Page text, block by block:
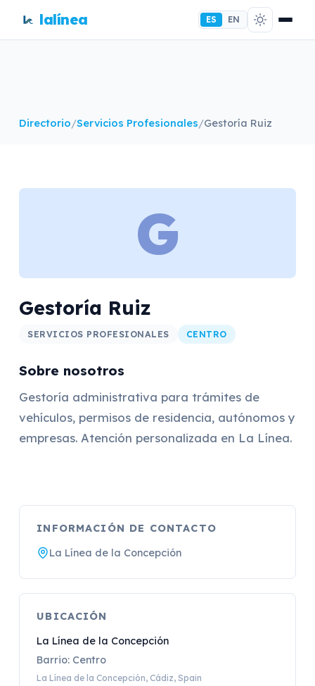
lalínea ES EN
Directorio/Servicios Profesionales/Gestoría Ruiz
G
Gestoría Ruiz
SERVICIOS PROFESIONALES CENTRO
Sobre nosotros
Gestoría administrativa para trámites de
vehículos, permisos de residencia, autónomos y
empresas. Atención personalizada en La Línea.
INFORMACIÓN DE CONTACTO
La Línea de la Concepción
UBICACIÓN
La Línea de la Concepción
Barrio: Centro
La Línea de la Concepción, Cádiz, Spain